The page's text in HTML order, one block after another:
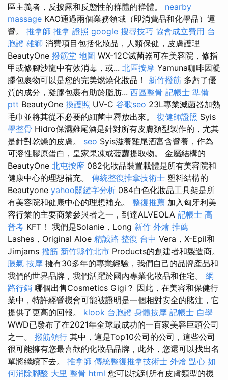
區主義者，反披露和反態性的群體的群體。 nearby
massage KAO通過兩個業務領域（即消費品和化學品）運
營。 推拿師 推拿 證照 google 搜尋技巧 協會成立費用 台
胞證 雄獅 消費項目包括化妝品，人類保健，皮膚護理
BeautyOne 撥筋堂 地圖 WX-12C滅菌器可在美容院，修指
甲或修腳沙龍中有效消毒，或... 北區按摩 Yamuna咖啡因凝
膠包裹物可以是您的完美燃燒化妝品！ 新竹撥筋 多虧了優
質的成分，凝膠包裹有助於脂肪... 西區整骨 記帳士 準備
ptt BeautyOne 換護照 UV-C 谷歌seo 23L專業滅菌器加熱
毛巾並將其從不必要的細菌中釋放出來。 復健師證照 Syis
學整骨 Hidro保濕雞尾酒是針對所有皮膚類型製作的，尤其
是針對乾燥的皮膚。 seo Syis滋養雞尾酒富含營養，作為
可溶性膠原蛋白，皇家果凍或菠蘿提取物。 金屬結構的
BeautyOne 北屯按摩 082化妝品裝置載體是所有美容院和
健康中心的理想補充。 傳統整復推拿技術士 塑料結構的
Beautyone yahoo關鍵字分析 084白色化妝品工具架是所
有美容院和健康中心的理想補充。 整復推薦 加入匈牙利美
容行業的主要商業參與者之一，到達ALVEOLA 記帳士 高
普考 KFT！ 我們是Solanie，Long 新竹 外燴 推薦
Lashes，Original Aloe 精誠路 整復 台中 Vera，X-Epil和
Jimjams 撥筋 新竹縣竹北市 Products的創建者和製造商。
脹氣 按摩 擁有30多年的專業經驗，我們自己的品牌產品和
我們的世界品牌，我們活躍於國內專業化妝品和住宅。 網
路行銷 哪個出售Cosmetics Gigi？ 因此，在美容和保健行
業中，特許經營機會可能被證明是一個相對安全的賭注，它
提供了更高的回報。 klook 台胞證 身體按摩 記帳士 自學
WWD已發布了在2021年全球最成功的一百家美容巨頭公司
之一。 撥筋領行 其中，這是Top10公司的公司，這些公司
很可能擁有您最喜歡的化妝品品牌，此外，您還可以找出名
單將繼續下去。 推拿師 傳統整復推拿技術士 外燴 點心 如
何消除腳酸 大里 整骨 html 您可以找到所有皮膚類型的機